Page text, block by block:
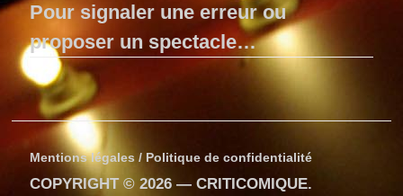
Pour signaler une erreur ou
proposer un spectacle…
Mentions légales / Politique de confidentialité
COPYRIGHT © 2026 —CRITICOMIQUE.